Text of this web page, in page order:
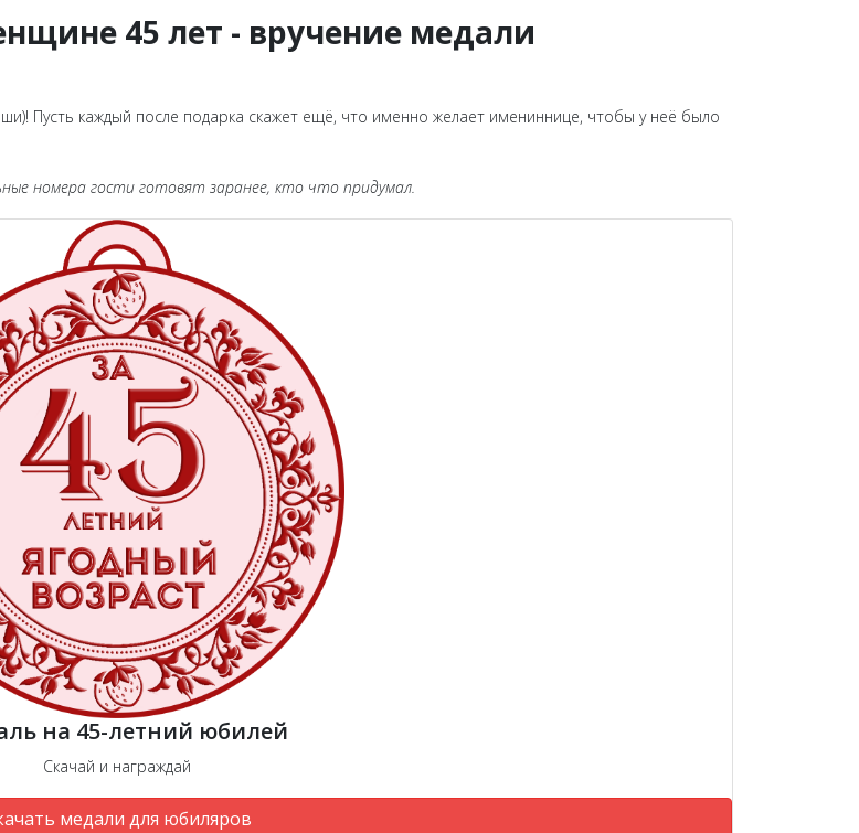
45 лет - вручение медали
Пусть каждый после подарка скажет ещё, что именно желает имениннице, чтобы у неё было
номера гости готовят заранее, кто что придумал.
на 45-летний юбилей
Скачай и награждай
медали для юбиляров